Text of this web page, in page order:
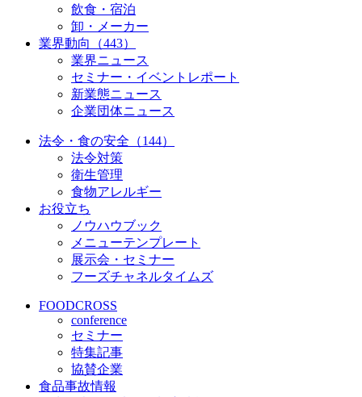
飲食・宿泊
卸・メーカー
業界動向（443）
業界ニュース
セミナー・イベントレポート
新業態ニュース
企業団体ニュース
法令・食の安全（144）
法令対策
衛生管理
食物アレルギー
お役立ち
ノウハウブック
メニューテンプレート
展示会・セミナー
フーズチャネルタイムズ
FOODCROSS
conference
セミナー
特集記事
協賛企業
食品事故情報